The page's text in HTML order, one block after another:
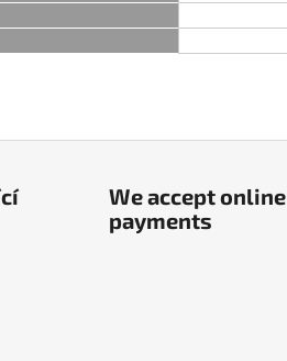
We accept online
payments